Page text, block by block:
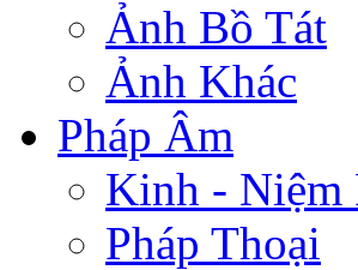
Ảnh Bồ Tát
Ảnh Khác
Pháp Âm
Kinh - Niệm
Pháp Thoại